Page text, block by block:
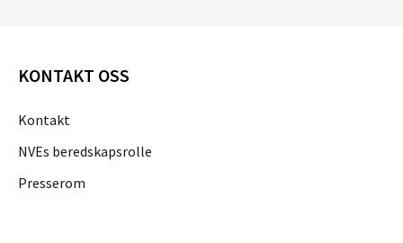
KONTAKT OSS
Kontakt
NVEs beredskapsrolle
Presserom